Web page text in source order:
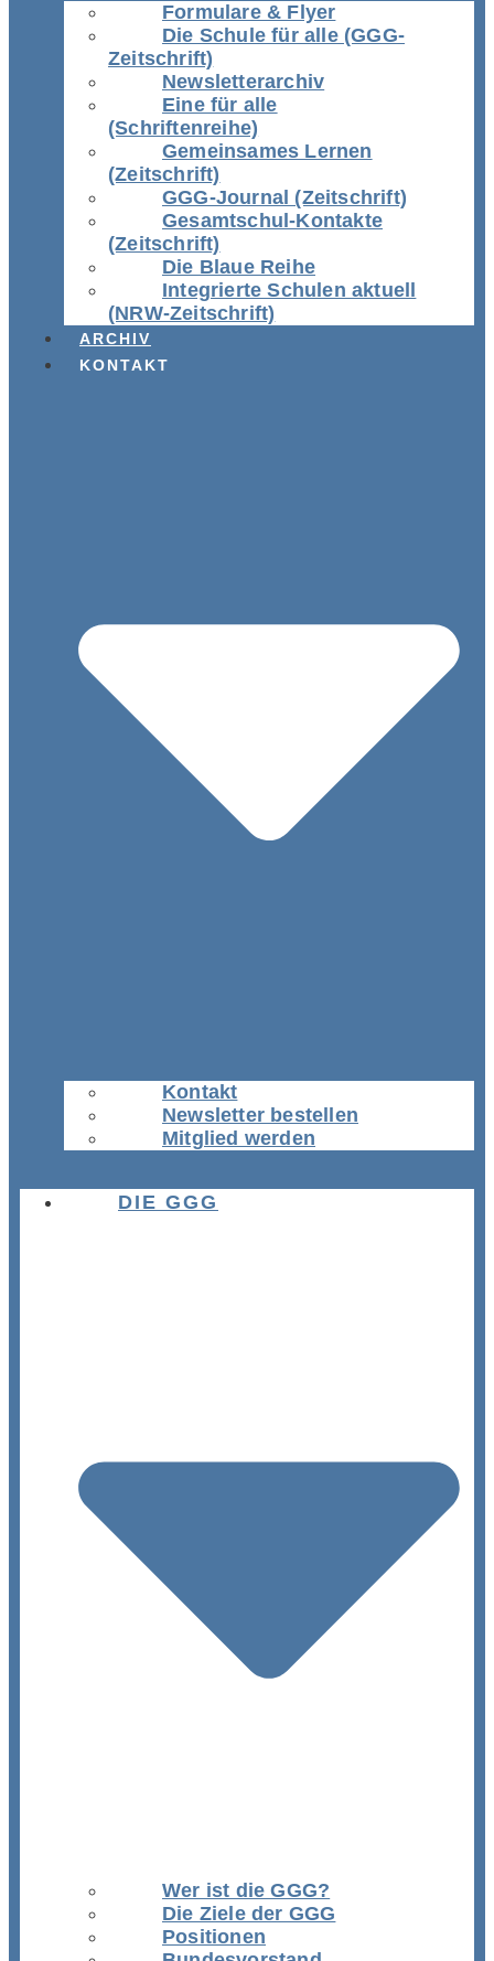
Formulare & Flyer
Die Schule für alle (GGG-
Zeitschrift)
Newsletterarchiv
Eine für alle
(Schriftenreihe)
Gemeinsames Lernen
(Zeitschrift)
GGG-Journal (Zeitschrift)
Gesamtschul-Kontakte
(Zeitschrift)
Die Blaue Reihe
Integrierte Schulen aktuell
(NRW-Zeitschrift)
ARCHIV
KONTAKT
Kontakt
Newsletter bestellen
Mitglied werden
DIE GGG
Wer ist die GGG?
Die Ziele der GGG
Positionen